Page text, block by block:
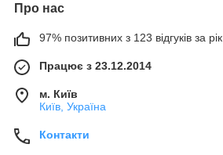
Про нас
97% позитивних з 123 відгуків за рік
Працює з 23.12.2014
м. Київ
Київ, Україна
Контакти